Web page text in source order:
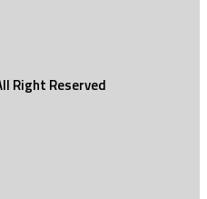
Right Reserved